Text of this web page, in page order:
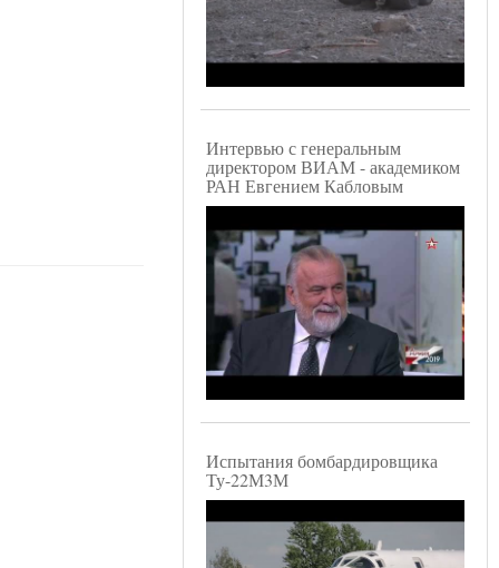
Интервью с генеральным
директором ВИАМ - академиком
РАН Евгением Кабловым
Испытания бомбардировщика
Ту-22М3М